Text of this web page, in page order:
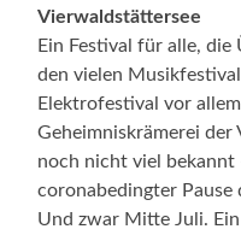
Vierwaldstättersee
Ein Festival für alle,
den vielen
Elektrofestival vor
Geheimniskrämerei der
noch nicht viel bekannt
coronabedingter
Und zwar Mitte Juli.